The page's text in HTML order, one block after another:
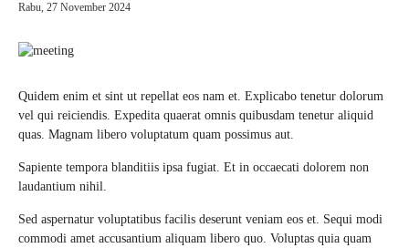
Rabu, 27 November 2024
Quidem enim et sint ut repellat eos nam et. Explicabo tenetur dolorum
vel qui reiciendis. Expedita quaerat omnis quibusdam tenetur aliquid
quas. Magnam libero voluptatum quam possimus aut.
Sapiente tempora blanditiis ipsa fugiat. Et in occaecati dolorem non
laudantium nihil.
Sed aspernatur voluptatibus facilis deserunt veniam eos et. Sequi modi
commodi amet accusantium aliquam libero quo. Voluptas quia quam